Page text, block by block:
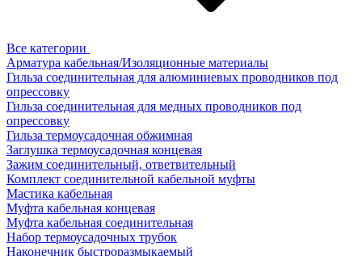
Все категории
Арматура кабельная/Изоляционные материалы
Гильза соединительная для алюминиевых проводников под
опрессовку
Гильза соединительная для медных проводников под
опрессовку
Гильза термоусадочная обжимная
Заглушка термоусадочная концевая
Зажим соединительный, ответвительный
Комплект соединительной кабельной муфты
Мастика кабельная
Муфта кабельная концевая
Муфта кабельная соединительная
Набор термоусадочных трубок
Наконечник быстроразмыкаемый